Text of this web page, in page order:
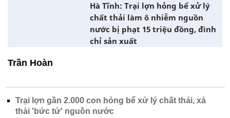
Hà Tĩnh: Trại lợn hỏng bể xử lý
chất thải làm ô nhiễm nguồn
nước bị phạt 15 triệu đồng, đình
chỉ sản xuất
Trần Hoàn
Trại lợn gần 2.000 con hỏng bể xử lý chất thải, xả
thải 'bức tử' nguồn nước